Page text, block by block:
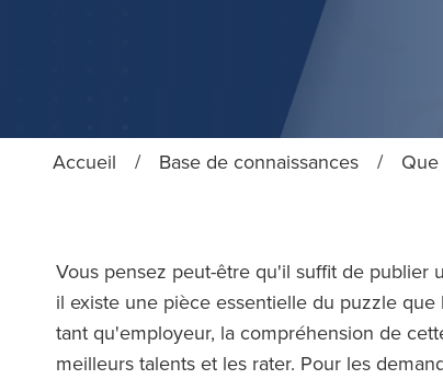
Accueil / Base de connaissances /
Vous pensez peut-être qu'il suffit de publier
il existe une pièce essentielle du puzzle
tant qu'employeur, la compréhension de
meilleurs talents et les rater. Pour les